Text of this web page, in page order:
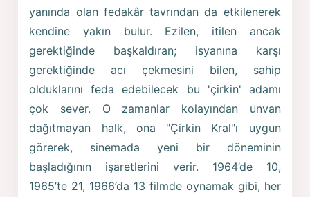
yanında olan fedakâr tavrından da etkilenerek
kendine yakın bulur. Ezilen, itilen ancak
gerektiğinde başkaldıran; isyanına karşı
gerektiğinde acı çekmesini bilen, sahip
olduklarını feda edebilecek bu 'çirkin' adamı
çok sever. O zamanlar kolayından unvan
dağıtmayan halk, ona "Çirkin Kral"ı uygun
görerek, sinemada yeni bir döneminin
başladığının işaretlerini verir. 1964’de 10,
1965’te 21, 1966’da 13 filmde oynamak gibi, her